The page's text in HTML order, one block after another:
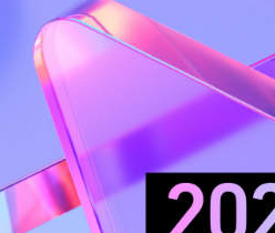
テ」の普及を通じて、幅広い
業を展開しています。